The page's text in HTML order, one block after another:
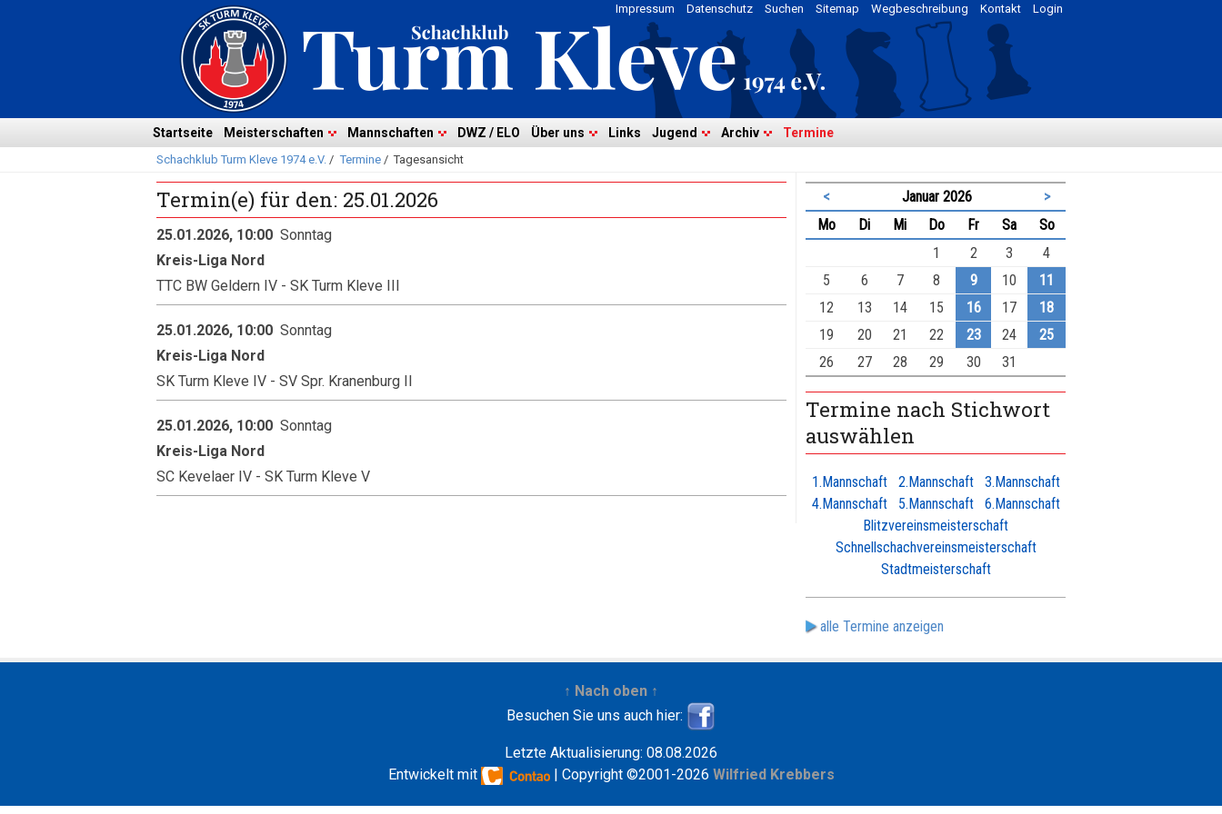
überspringen
Login
Kontakt
Wegbeschreibung
Sitemap
Suchen
Datenschutz
Impressum
Startseite Meisterschaften Mannschaften DWZ / ELO Über uns Links Jugend Archiv Termine
Schachklub Turm Kleve 1974 e.V. / Termine/ Tagesansicht
Termin(e) für den: 25.01.2026
25.01.2026, 10:00 Sonntag
Kreis-Liga Nord
TTC BW Geldern IV - SK Turm Kleve III
25.01.2026, 10:00 Sonntag
Kreis-Liga Nord
SK Turm Kleve IV - SV Spr. Kranenburg II
25.01.2026, 10:00 Sonntag
Kreis-Liga Nord
SC Kevelaer IV - SK Turm Kleve V
< Januar 2026
>
Montag Dienstag
Mittwoch
Donnerstag
FreitagSamstag
Sonntag
1
2 3
4
5
6 7 8 9 10
11
12
13 14 15 16 17
18
19
20 21 22 23 24
25
26
27 28 29 30 31
Termine nach Stichwort
auswählen
1.Mannschaft 2.Mannschaft
3.Mannschaft
4.Mannschaft
5.Mannschaft
6.Mannschaft
Blitzvereinsmeisterschaft
Schnellschachvereinsmeisterschaft
Stadtmeisterschaft
alle Termine anzeigen
↑ Nach oben ↑
Besuchen Sie uns auch hier:
Letzte Aktualisierung: 08.08.2026
Entwickelt mit
| Copyright ©2001-2026 Wilfried Krebbers